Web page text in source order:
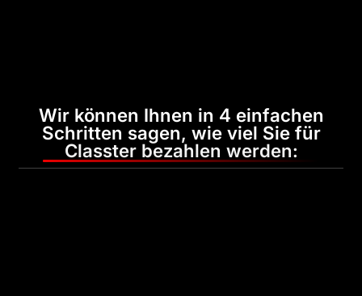
Wir können Ihnen in 4 einfachen
Schritten sagen, wie viel Sie für
Classter bezahlen werden: